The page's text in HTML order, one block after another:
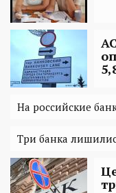
На российские
Три банка